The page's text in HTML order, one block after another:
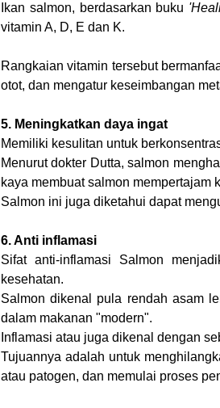
Ikan salmon, berdasarkan buku
vitamin A, D, E dan K.
Rangkaian vitamin tersebut
otot, dan mengatur keseimbangan
5. Meningkatkan daya ingat
Memiliki kesulitan untuk
Menurut dokter Dutta, salmon
kaya membuat salmon mempertajam
Salmon ini juga diketahui dapat
6. Anti inflamasi
Sifat anti-inflamasi Salmon
kesehatan.
Salmon dikenal pula rendah asam
dalam makanan "modern".
Inflamasi atau juga dikenal dengan
Tujuannya adalah untuk
atau patogen, dan memulai proses